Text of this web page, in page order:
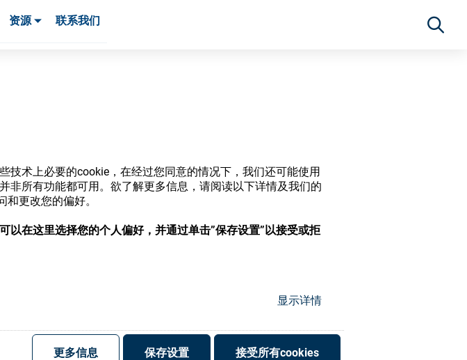
术上必要的cookie，在经过您同意的情况下，我们还可能使用
非所有功能都可用。欲了解更多信息，请阅读以下详情及我们的
更改您的偏好。
在这里选择您的个人偏好，并通过单击”保存设置”以接受或拒
显示详情
更多信息 保存设置 接受所有cookies
资源 联系我们
光学耗材